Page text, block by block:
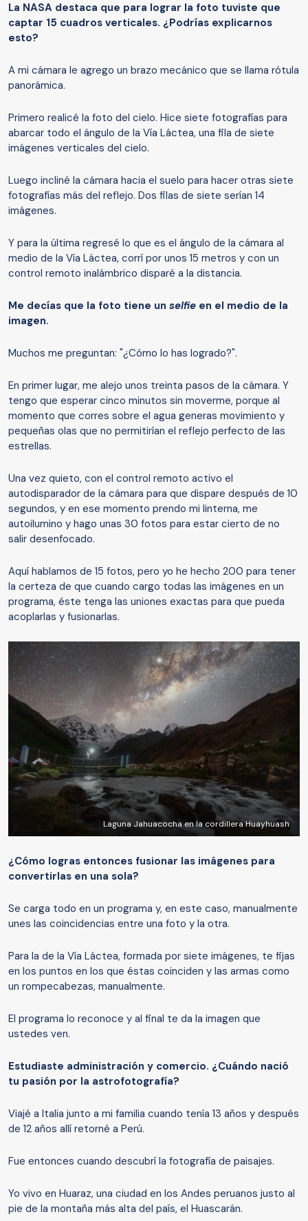
La NASA destaca que para lograr la foto tuviste que
captar 15 cuadros verticales. ¿Podrías explicarnos
esto?
A mi cámara le agrego un brazo mecánico que se llama rótula
panorámica.
Primero realicé la foto del cielo. Hice siete fotografías para
abarcar todo el ángulo de la Vía Láctea, una fila de siete
imágenes verticales del cielo.
Luego incliné la cámara hacia el suelo para hacer otras siete
fotografías más del reflejo. Dos filas de siete serían 14
imágenes.
Y para la última regresé lo que es el ángulo de la cámara al
medio de la Vía Láctea, corrí por unos 15 metros y con un
control remoto inalámbrico disparé a la distancia.
Me decías que la foto tiene un selfie en el medio de la
imagen.
Muchos me preguntan: "¿Cómo lo has logrado?".
En primer lugar, me alejo unos treinta pasos de la cámara. Y
tengo que esperar cinco minutos sin moverme, porque al
momento que corres sobre el agua generas movimiento y
pequeñas olas que no permitirían el reflejo perfecto de las
estrellas.
Una vez quieto, con el control remoto activo el
autodisparador de la cámara para que dispare después de 10
segundos, y en ese momento prendo mi linterna, me
autoilumino y hago unas 30 fotos para estar cierto de no
salir desenfocado.
Aquí hablamos de 15 fotos, pero yo he hecho 200 para tener
la certeza de que cuando cargo todas las imágenes en un
programa, éste tenga las uniones exactas para que pueda
acoplarlas y fusionarlas.
Laguna Jahuacocha en la cordillera Huayhuash
¿Cómo logras entonces fusionar las imágenes para
convertirlas en una sola?
Se carga todo en un programa y, en este caso, manualmente
unes las coincidencias entre una foto y la otra.
Para la de la Vía Láctea, formada por siete imágenes, te fijas
en los puntos en los que éstas coinciden y las armas como
un rompecabezas, manualmente.
El programa lo reconoce y al final te da la imagen que
ustedes ven.
Estudiaste administración y comercio. ¿Cuándo nació
tu pasión por la astrofotografía?
Viajé a Italia junto a mi familia cuando tenía 13 años y después
de 12 años allí retorné a Perú.
Fue entonces cuando descubrí la fotografía de paisajes.
Yo vivo en Huaraz, una ciudad en los Andes peruanos justo al
pie de la montaña más alta del país, el Huascarán.